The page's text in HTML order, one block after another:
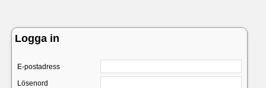
Logga in
E-postadress
Lösenord